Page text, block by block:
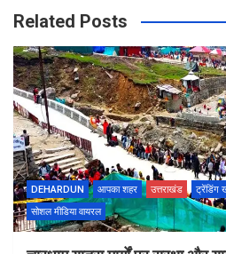
Related Posts
DEHARDUN आपका शहर उत्तराखंड ट्रेंडिंग
सोशल मीडिया वायरल